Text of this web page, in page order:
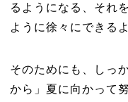
るようになる、それ
ように徐々にできる
そのためにも、しっ
から」夏に向かって